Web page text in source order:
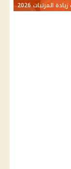
المرتبات 2026